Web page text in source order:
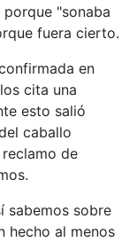
"sonaba
fuera cierto.
en
cita una
esto salió
caballo
de
sabemos sobre
hecho al menos